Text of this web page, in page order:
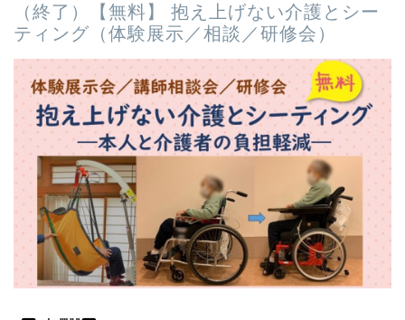
（終了）【無料】 抱え上げない介護とシー
ティング（体験展示／相談／研修会）